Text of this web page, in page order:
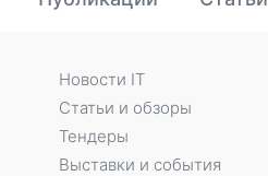
Новости IT
Статьи и обзоры
Тендеры
Выставки и события